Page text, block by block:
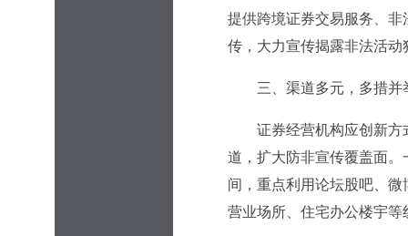
提供跨境证券交易服务、
传，大力宣传揭露非法活
三、渠道多元，多措并
证券经营机构应创新方式
道，扩大防非宣传覆盖面
间，重点利用论坛股吧、
营业场所、住宅办公楼宇